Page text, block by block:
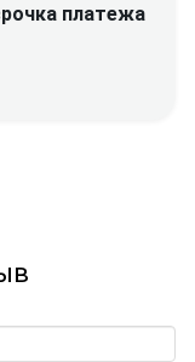
платежа